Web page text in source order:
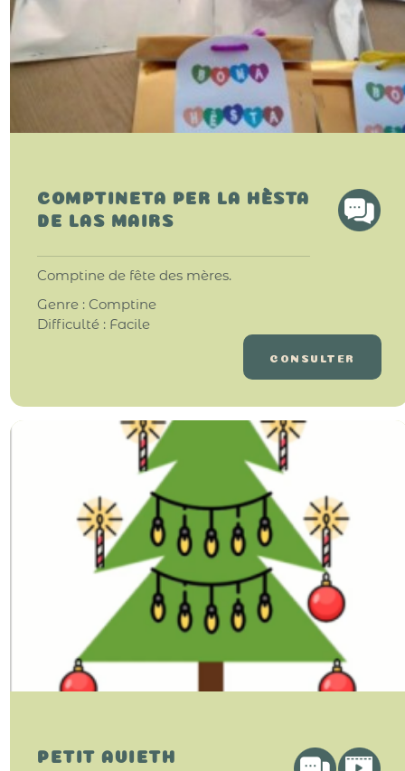
COMPTINETA PER LA HÈSTA
DE LAS MAIRS
Comptine de fête des mères.
Genre : Comptine
Difficulté : Facile
CONSULTER
PETIT AVIETH